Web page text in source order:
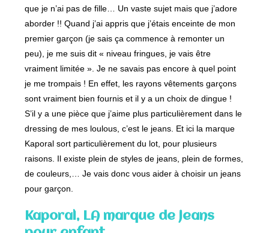
que je n’ai pas de fille… Un vaste sujet mais que j’adore
aborder !! Quand j’ai appris que j’étais enceinte de mon
premier garçon (je sais ça commence à remonter un
peu), je me suis dit « niveau fringues, je vais être
vraiment limitée ». Je ne savais pas encore à quel point
je me trompais ! En effet, les rayons vêtements garçons
sont vraiment bien fournis et il y a un choix de dingue !
S’il y a une pièce que j’aime plus particulièrement dans le
dressing de mes loulous, c’est le jeans. Et ici la marque
Kaporal sort particulièrement du lot, pour plusieurs
raisons. Il existe plein de styles de jeans, plein de formes,
de couleurs,… Je vais donc vous aider à choisir un jeans
pour garçon.
Kaporal, LA marque de jeans